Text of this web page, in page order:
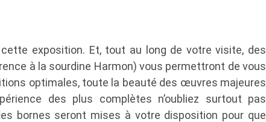
exposition. Et, tout au long de votre visite, des
à la sourdine Harmon) vous permettront de vous
optimales, toute la beauté des œuvres majeures
des plus complètes n’oubliez surtout pas
bornes seront mises à votre disposition pour que